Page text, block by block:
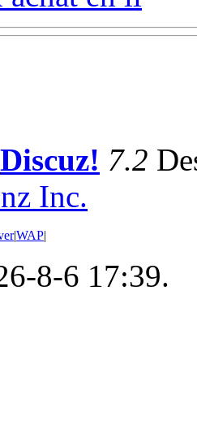
Discuz! 7.2
Inc.
|WAP|
8-6 17:39.